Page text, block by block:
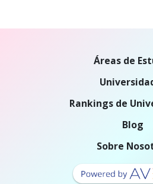
Áreas de
Rankings de
Blog
Sobre